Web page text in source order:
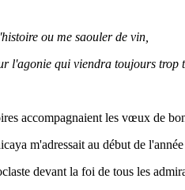
ou me saouler de vin,
l'agonie qui viendra toujours trop
accompagnaient les vœux de
m'adressait au début de
devant la foi de tous les